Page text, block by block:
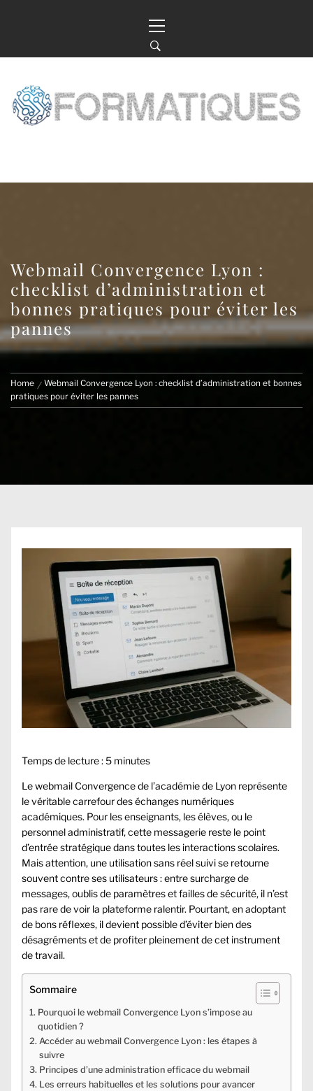
Menu
COMMENCE ICI
Webmail Convergence Lyon :
checklist d’administration et
bonnes pratiques pour éviter les
pannes
Home
Webmail Convergence Lyon : checklist d’administration et bonnes
pratiques pour éviter les pannes
Temps de lecture :5 minutes
Le webmail Convergence de l’académie de Lyon représente
le véritable carrefour des échanges numériques
académiques. Pour les enseignants, les élèves, ou le
personnel administratif, cette messagerie reste le point
d’entrée stratégique dans toutes les interactions scolaires.
Mais attention, une utilisation sans réel suivi se retourne
souvent contre ses utilisateurs : entre surcharge de
messages, oublis de paramètres et failles de sécurité, il n’est
pas rare de voir la plateforme ralentir. Pourtant, en adoptant
de bons réflexes, il devient possible d’éviter bien des
désagréments et de profiter pleinement de cet instrument
de travail.
Sommaire
Pourquoi le webmail Convergence Lyon s’impose au
quotidien ?
Accéder au webmail Convergence Lyon : les étapes à
suivre
Principes d’une administration efficace du webmail
Les erreurs habituelles et les solutions pour avancer